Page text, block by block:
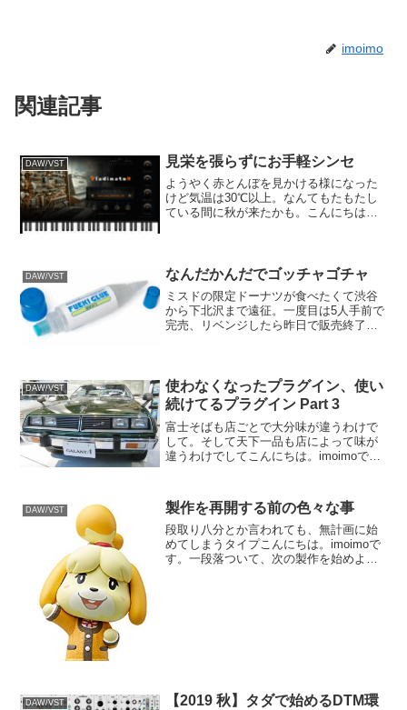
imoimo
関連記事
DAW/VST 見栄を張らずにお手軽シンセ
ようやく赤とんぼを見かける様になった
けど気温は30℃以上。なんてもたもたし
ている間に秋が来たかも。こんにちは。
やくギター・ベー...
DAW/VST なんだかんだでゴッチャゴチャ
ミスドの限定ドーナツが食べたくて渋谷
から下北沢まで遠征。一度目は5人手前で
完売、リベンジしたら昨日で販売終了し
一品もなくなるら...
DAW/VST
使わなくなったプラグイン、使い
続けてるプラグイン Part 3
富士そばも店ごとで大分味が違うわけで
して。そして天下一品も店によって味が
違うわけでしてこんにちは。imoimoで
REAPERプロジェクト。REAPER主に海
外で評価の高い...
DAW/VST 製作を再開する前の色々な事
段取り八分とか言われても、無計画に始
めてしまうタイプこんにちは。imoimoで
す。一段落ついて、次の製作を始めよう
DAW/VST
【2019 秋】タダで始めるDTM環